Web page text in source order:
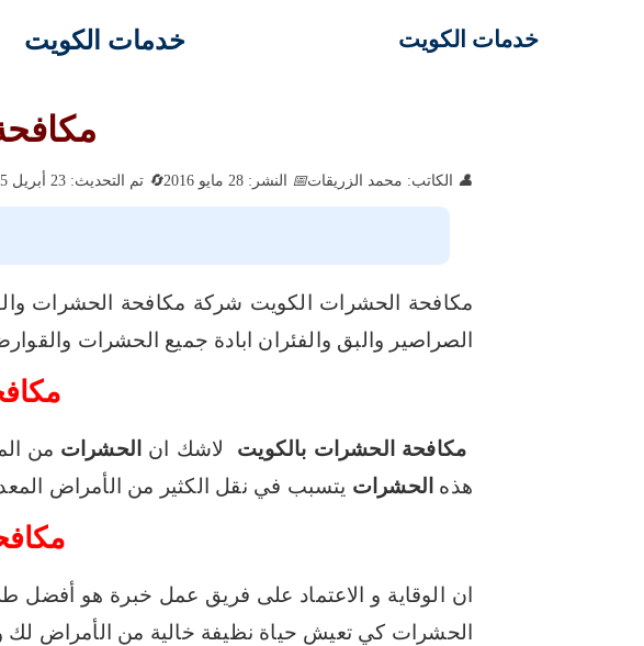
خدمات الكويت خدمات الكويت
الكاتب: محمد الزريقات النشر: 28 مايو 2016 تم التحديث: 23 أبريل 2025
مكافحة الحشرات الكويت شركة مكافحة الحشرات
الصراصير والبق والفئران ابادة جميع الحشرات
مكافحة الحشرات بالكويت لاشك ان الحشرات من
هذه الحشرات يتسبب في نقل الكثير من الأمراض
ان الوقاية و الاعتماد على فريق عمل خبرة هو
الحشرات كي تعيش حياة نظيفة خالية من الأمراض لك